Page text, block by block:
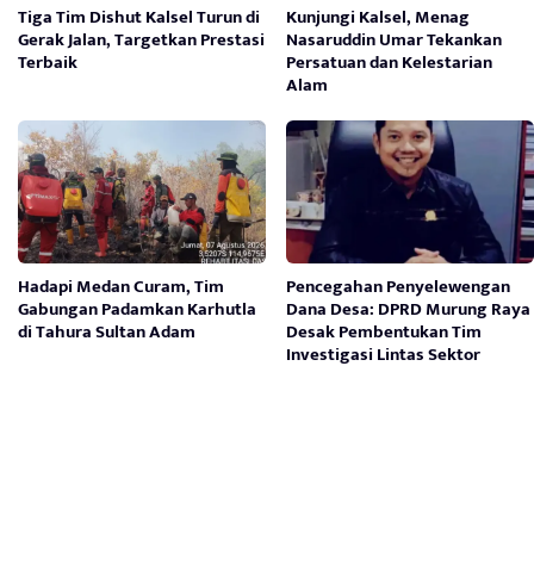
Tiga Tim Dishut Kalsel Turun di
Gerak Jalan, Targetkan Prestasi
Terbaik
Kunjungi Kalsel, Menag
Nasaruddin Umar Tekankan
Persatuan dan Kelestarian
Alam
Hadapi Medan Curam, Tim
Gabungan Padamkan Karhutla
di Tahura Sultan Adam
Pencegahan Penyelewengan
Dana Desa: DPRD Murung Raya
Desak Pembentukan Tim
Investigasi Lintas Sektor